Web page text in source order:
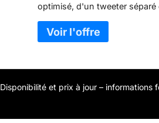
optimisé, d'un tweeter
l'extérieur. 20 heures de jeu
incroyable autonomie de 20
la piscine. Au parc. JBL
Streaming Bluetooth sans fil
vous avec PartyBoost
Disponibilité et prix à jour – informations